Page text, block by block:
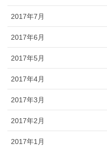
2017年7月
2017年6月
2017年5月
2017年4月
2017年3月
2017年2月
2017年1月